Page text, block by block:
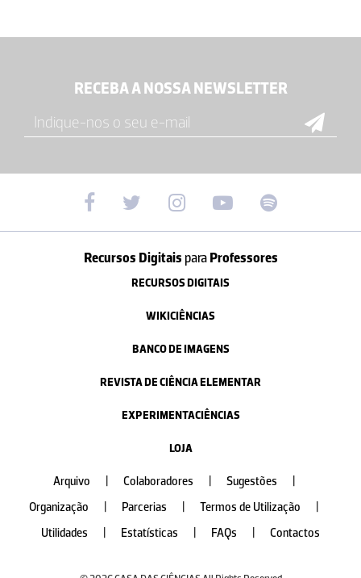
RECEBA A NOSSA NEWSLETTER
Recursos Digitais paraProfessores
RECURSOS DIGITAIS
WIKICIÊNCIAS
BANCO DE IMAGENS
REVISTA DE CIÊNCIA ELEMENTAR
EXPERIMENTACIÊNCIAS
LOJA
Arquivo Colaboradores Sugestões
Organização
Parcerias Termos de Utilização
Utilidades
Estatísticas FAQs Contactos